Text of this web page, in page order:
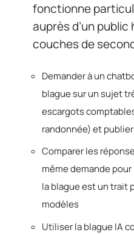
fonctionne
auprès d’un
couches de
Demander à un
blague sur un sujet
escargots
randonnée) et
Comparer les
même demande
la blague est un trait
modèles
Utiliser la blague IA